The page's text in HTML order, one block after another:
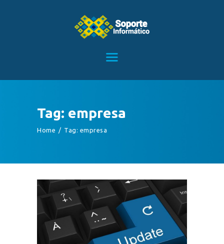
Tag: empresa
Home Tag: empresa
BLOG
TIENDA